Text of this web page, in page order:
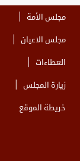
مجلس الأمة
مجلس الاعيان
العطاءات
زيارة المجلس
خريطة الموقع